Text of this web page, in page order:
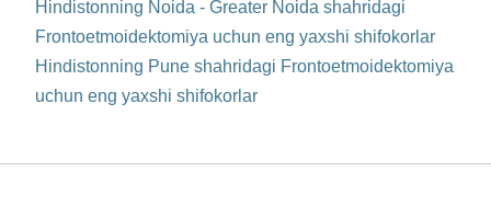
Hindistonning Noida - Greater Noida shahridagi
Frontoetmoidektomiya uchun eng yaxshi shifokorlar
Hindistonning Pune shahridagi Frontoetmoidektomiya
uchun eng yaxshi shifokorlar